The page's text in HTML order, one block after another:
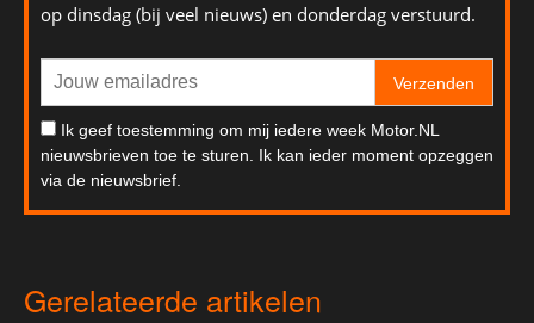
op dinsdag (bij veel nieuws) en donderdag verstuurd.
Verzenden
Ik geef toestemming om mij iedere week Motor.NL
nieuwsbrieven toe te sturen. Ik kan ieder moment opzeggen
via de nieuwsbrief.
Gerelateerde artikelen